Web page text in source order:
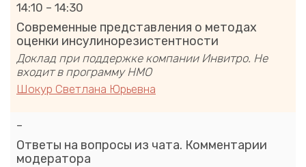
14:10 – 14:30
Современные представления о методах
оценки инсулинорезистентности
Доклад при поддержке компании Инвитро. Не
входит в программу НМО
Шокур Светлана Юрьевна
–
Ответы на вопросы из чата. Комментарии
модератора